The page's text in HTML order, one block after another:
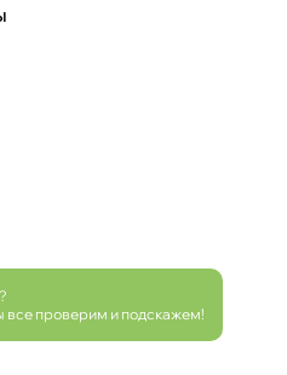
все проверим и подскажем!